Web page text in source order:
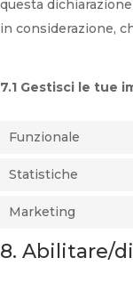
questa
in considerazione,
7.1 Gestisci le tue
Funzionale
Statistiche
Marketing
8. Abilitare/